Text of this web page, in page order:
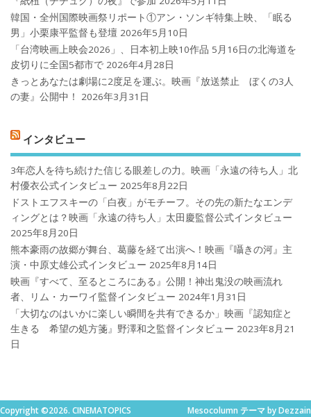
韓国・全州国際映画祭リポート①アン・ソンギ特集上映、「眠る
男」小栗康平監督も登壇 2026年5月10日
「台湾映画上映会2026」、日本初上映10作品 5月16日の北海道を
皮切りに全国5都市で 2026年4月28日
きっとあなたは劇場に2度足を運ぶ。映画『放送禁止 ぼくの3人
の妻』公開中！
2026年3月31日
インタビュー
3年恋人を待ち続けた信じる眼差しの力。映画「永遠の待ち人」北
村優衣公式インタビュー 2025年8月22日
ドストエフスキーの「白夜」がモチーフ。その先の新たなエンデ
ィングとは？映画「永遠の待ち人」太田慶監督公式インタビュー
2025年8月20日
熊本豪雨の故郷が舞台、葛藤を経て出演へ！映画『囁きの河』主
演・中原丈雄公式インタビュー 2025年8月14日
映画『すべて、至るところにある』公開！神出鬼没の映画流れ
者、リム・カーワイ監督インタビュー 2024年1月31日
「大切なのはいかに楽しい瞬間を共有できるか」映画『認知症と
生きる 希望の処方箋』野澤和之監督インタビュー 2023年8月21
日
Copyright ©2026. CINEMATOPICS Mesocolumn テーマ by Dezzain